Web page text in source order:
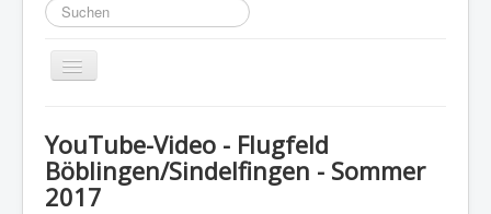
Suchen
...
Navigation
an/aus
H A U P T M E N Ü
EUREGIO - Inhalte
YouTube-Video - Flugfeld
Böblingen/Sindelfingen - Sommer
2017